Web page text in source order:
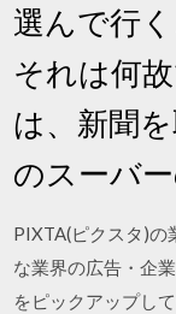
選んで行
それは何
は、新聞
のスーバ
PIXTA(ピクスタ)の
な業界の広告・企
をピックアップし